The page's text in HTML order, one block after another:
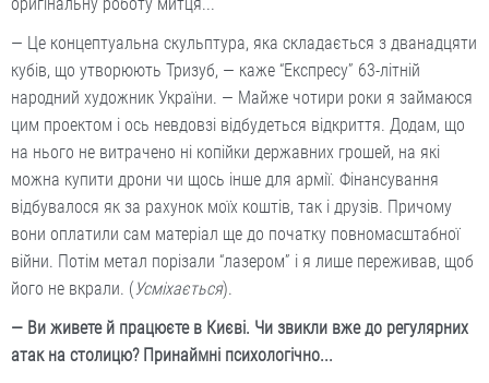
оригінальну роботу митця...
— Це концептуальна скульптура, яка складається з дванадцяти
кубів, що утворюють Тризуб, — каже “Експресу” 63-літній
народний художник України. — Майже чотири роки я займаюся
цим проектом і ось невдовзі відбудеться відкриття. Додам, що
на нього не витрачено ні копійки державних грошей, на які
можна купити дрони чи щось інше для армії. Фінансування
відбувалося як за рахунок моїх коштів, так і друзів. Причому
вони оплатили сам матеріал ще до початку повномасштабної
війни. Потім метал порізали “лазером” і я лише переживав, щоб
його не вкрали. (Усміхається).
— Ви живете й працюєте в Києві. Чи звикли вже до регулярних
атак на столицю? Принаймні психологічно...